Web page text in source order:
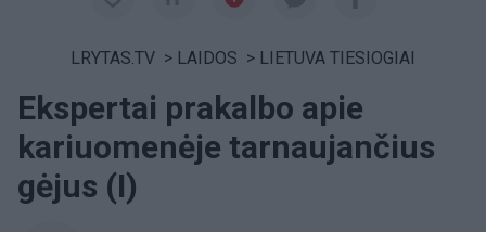
LRYTAS.TV > LAIDOS > LIETUVA TIESIOGIAI
Ekspertai prakalbo apie
kariuomenėje tarnaujančius
gėjus (I)